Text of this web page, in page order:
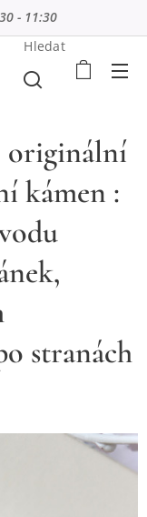
- 11:30
Hledat
originální
kámen :
stranách